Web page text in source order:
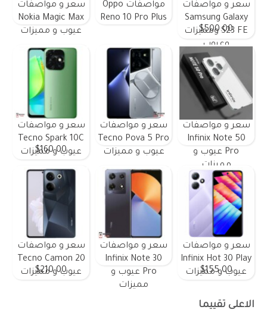
سعر و مواصفات
Samsung Galaxy
S23 FE ومميزات
وعيوب
$500.00
مواصفات Oppo
Reno 10 Pro Plus
سعر و مواصفات
Nokia Magic Max
عيوب و مميزات
سعر و مواصفات
Infinix Note 50
Pro عيوب و
مميزات
سعر و مواصفات
Tecno Pova 5 Pro
عيوب و مميزات
سعر و مواصفات
Tecno Spark 10C
عيوب و مميزات
$160.00
سعر و مواصفات
Infinix Hot 30 Play
عيوب و مميزات
$155.00
سعر و مواصفات
Infinix Note 30
Pro عيوب و
مميزات
سعر و مواصفات
Tecno Camon 20
عيوب و مميزات
$210.00
الاعلى تقييما